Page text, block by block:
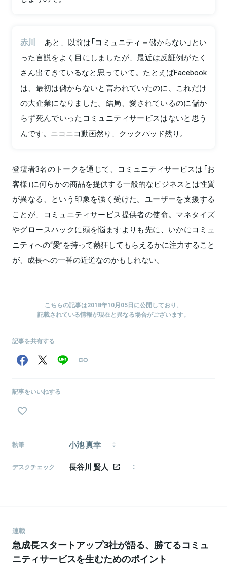
赤川
あと、以前は「コミュニティ＝儲からない」とい
った言説をよく目にしましたが、最近は反証例がたく
さん出てきているなと思っていて。たとえばFacebook
は、最初は儲からないと言われていたのに、これだけ
の大企業になりました。結局、愛されているのに儲か
らず死んでいったコミュニティサービスはないと思う
んです。ニコニコ動画然り、クックパッド然り。
登壇者3名のトークを通じて、コミュニティサービスは「お
客様」に何らかの商品を提供する一般的なビジネスとは性質
が異なる、という印象を強く受けた。ユーザーを支援する
ことが、コミュニティサービス提供者の使命。マネタイズ
やグロースハックに頭を悩ますよりも先に、いかにコミュ
ニティへの“愛”を持って熱狂してもらえるかに注力すること
が、成長への一番の近道なのかもしれない。
こちらの記事は2018年10月05日に公開しており、
記載されている情報が現在と異なる場合がございます。
記事を共有する
記事をいいねする
執筆 小池 真幸
『CAIXA』副編集長、『FastGrow』編集パートナー、グ
デスクチェック 長谷川 賢人
連載
急成長スタートアップ3社が語る、勝てるコミュ
ニティサービスを生むためのポイント